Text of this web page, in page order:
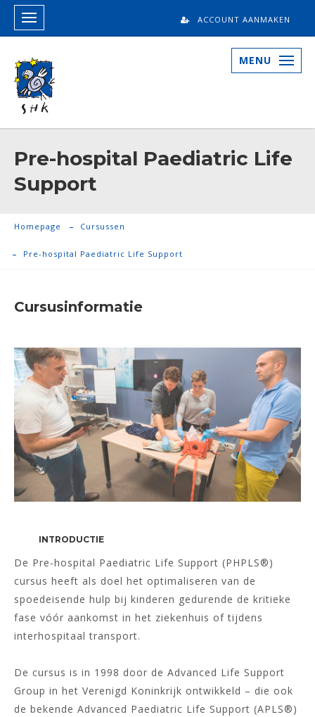
ACCOUNT AANMAKEN
MENU
Pre-hospital Paediatric Life
Support
Homepage Cursussen
Pre-hospital Paediatric Life Support
Cursusinformatie
INTRODUCTIE
De Pre-hospital Paediatric Life Support (PHPLS®)
cursus heeft als doel het optimaliseren van de
spoedeisende hulp bij kinderen gedurende de kritieke
fase vóór aankomst in het ziekenhuis of tijdens
interhospitaal transport.
De cursus is in 1998 door de Advanced Life Support
Group in het Verenigd Koninkrijk ontwikkeld – die ook
de bekende Advanced Paediatric Life Support (APLS®)